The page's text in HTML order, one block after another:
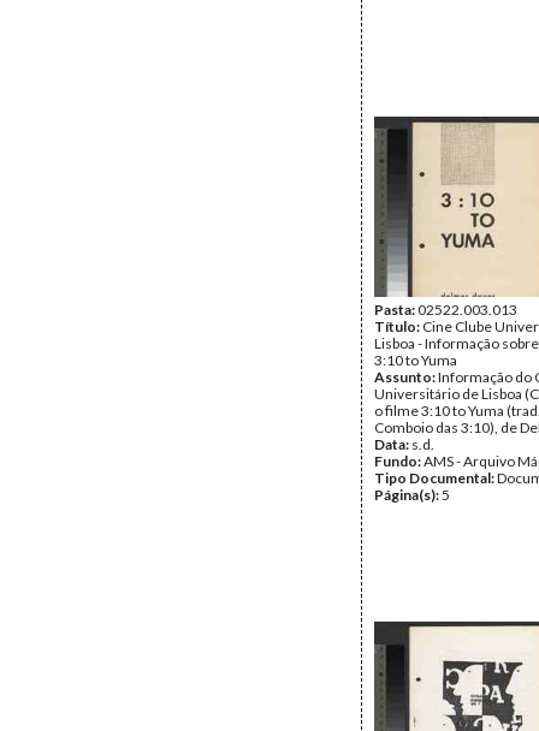
Pasta:02522.003.013
Título: Cine Clube
Lisboa - Informação
3:10 to Yuma
Assunto:Informação do
Universitário de Lisboa
o filme 3:10 to Yuma
Comboio das 3:10), de
Data: s.d.
Fundo:AMS - Arquivo
Tipo Documental:
Página(s):5